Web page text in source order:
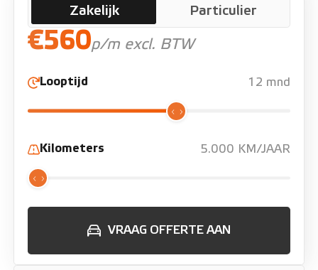
Zakelijk Particulier
€560p/m excl. BTW
Looptijd 12 mnd
Kilometers 5.000 KM/JAAR
VRAAG OFFERTE AAN